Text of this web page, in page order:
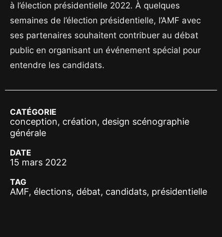
à l’élection présidentielle 2022. À quelques
semaines de l’élection présidentielle, l’AMF avec
ses partenaires souhaitent contribuer au débat
public en organisant un événement spécial pour
entendre les candidats.
CATÉGORIE
conception, création, design scénographie
générale
DATE
15 mars 2022
TAG
AMF, élections, débat, candidats, présidentielle